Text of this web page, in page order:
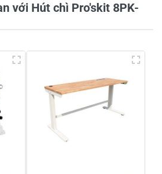
vào bên dưới
với Hút chì Pro'skit 8PK-